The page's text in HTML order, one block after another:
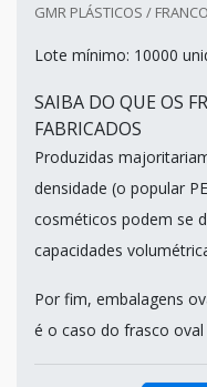
GMR PLÁSTICOS /
Lote mínimo: 10000
SAIBA DO QUE OS
FABRICADOS
Produzidas
densidade (o popular
cosméticos podem se
capacidades
Por fim, embalagens
é o caso do frasco